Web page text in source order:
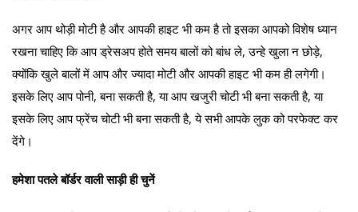
अगर आप थोड़ी मोटी है और आपकी हाइट भी कम है तो इसका आपको विशेष ध्यान
रखना चाहिए कि आप ड्रेसअप होते समय बालों को बांध ले, उन्हे खुला न छोड़े,
क्योंकि खुले बालों में आप और ज्यादा मोटी और आपकी हाइट भी कम ही लगेगी।
इसके लिए आप पोनी, बना सकती है, या आप खजुरी चोटी भी बना सकती है, या
इसके लिए आप फ्रेंच चोटी भी बना सकती है, ये सभी आपके लुक को परफेक्ट कर
देंगे।
हमेशा पतले बॉर्डर वाली साड़ी ही चुनें